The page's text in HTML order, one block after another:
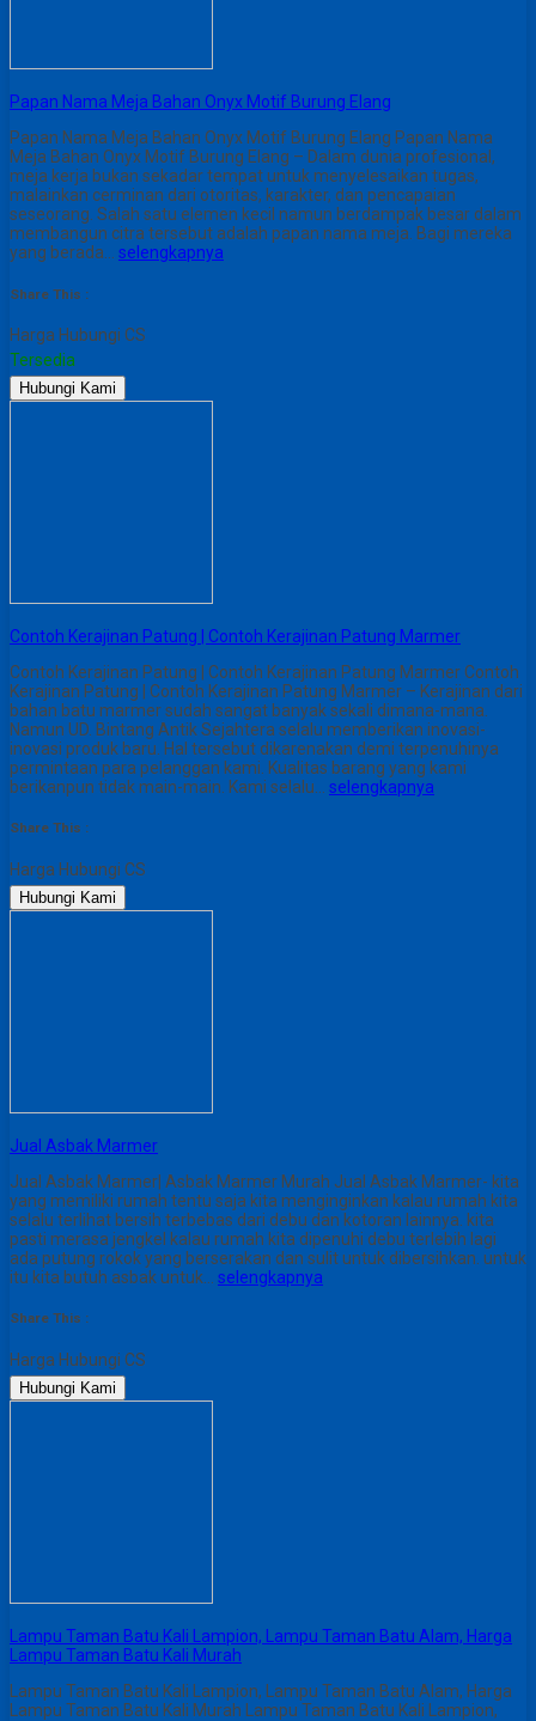
Papan Nama Meja Bahan Onyx Motif Burung Elang
Papan Nama Meja Bahan Onyx Motif Burung Elang Papan Nama
Meja Bahan Onyx Motif Burung Elang – Dalam dunia profesional,
meja kerja bukan sekadar tempat untuk menyelesaikan tugas,
malainkan cerminan dari otoritas, karakter, dan pencapaian
seseorang. Salah satu elemen kecil namun berdampak besar dalam
membangun citra tersebut adalah papan nama meja. Bagi mereka
yang berada… selengkapnya
Share This :
Harga Hubungi CS
Tersedia
Hubungi Kami
Contoh Kerajinan Patung | Contoh Kerajinan Patung Marmer
Contoh Kerajinan Patung | Contoh Kerajinan Patung Marmer Contoh
Kerajinan Patung | Contoh Kerajinan Patung Marmer – Kerajinan dari
bahan batu marmer sudah sangat banyak sekali dimana-mana.
Namun UD. Bintang Antik Sejahtera selalu memberikan inovasi-
inovasi produk baru. Hal tersebut dikarenakan demi terpenuhinya
permintaan para pelanggan kami. Kualitas barang yang kami
berikanpun tidak main-main. Kami selalu… selengkapnya
Share This :
Harga Hubungi CS
Hubungi Kami
Jual Asbak Marmer
Jual Asbak Marmer| Asbak Marmer Murah Jual Asbak Marmer- kita
yang memiliki rumah tentu saja kita menginginkan kalau rumah kita
selalu terlihat bersih terbebas dari debu dan kotoran lainnya. kita
pasti merasa jengkel kalau rumah kita dipenuhi debu terlebih lagi
ada putung rokok yang berserakan dan sulit untuk dibersihkan. untuk
itu kita butuh asbak untuk… selengkapnya
Share This :
Harga Hubungi CS
Hubungi Kami
Lampu Taman Batu Kali Lampion, Lampu Taman Batu Alam, Harga
Lampu Taman Batu Kali Murah
Lampu Taman Batu Kali Lampion, Lampu Taman Batu Alam, Harga
Lampu Taman Batu Kali Murah Lampu Taman Batu Kali Lampion,